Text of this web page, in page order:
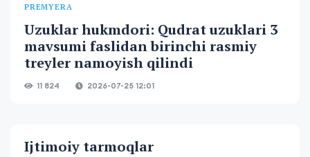
PREMYERA
Uzuklar hukmdori: Qudrat uzuklari 3
mavsumi faslidan birinchi rasmiy
treyler namoyish qilindi
11 824 2026-07-25 12:01
Ijtimoiy tarmoqlar